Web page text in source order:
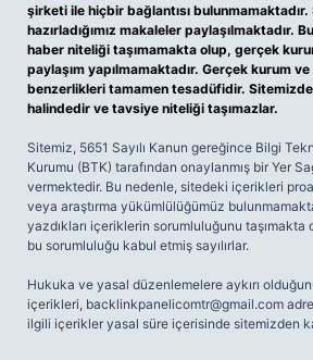
şirketi ile hiçbir bağlantısı
hazırladığımız makaleler paylaşılmaktadır.
haber niteliği taşımamakta olup, gerçek
paylaşım yapılmamaktadır. Gerçek kurum
benzerlikleri tamamen tesadüfidir.
halindedir ve tavsiye niteliği taşımazlar.
Sitemiz, 5651 Sayılı Kanun gereğince Bilgi
Kurumu (BTK) tarafından onaylanmış bir Yer
vermektedir. Bu nedenle, sitedeki içerikleri
veya araştırma yükümlülüğümüz
yazdıkları içeriklerin sorumluluğunu
bu sorumluluğu kabul etmiş sayılırlar.
Hukuka ve yasal düzenlemelere aykırı
içerikleri, backlinkpanelicomtr@gmail.com
ilgili içerikler yasal süre içerisinde sitemizden